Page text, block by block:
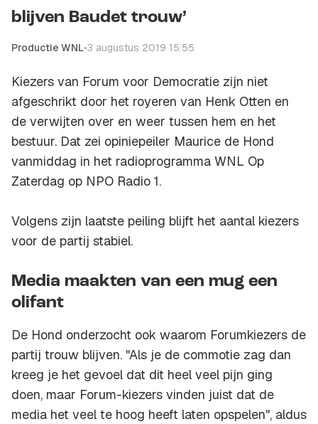
blijven Baudet trouw’
Productie WNL•3 augustus 2019 15:55
Kiezers van Forum voor Democratie zijn niet
afgeschrikt door het royeren van Henk Otten en
de verwijten over en weer tussen hem en het
bestuur. Dat zei opiniepeiler Maurice de Hond
vanmiddag in het radioprogramma WNL Op
Zaterdag op NPO Radio 1.
Volgens zijn laatste peiling blijft het aantal kiezers
voor de partij stabiel.
Media maakten van een mug een
olifant
De Hond onderzocht ook waarom Forumkiezers de
partij trouw blijven. "Als je de commotie zag dan
kreeg je het gevoel dat dit heel veel pijn ging
doen, maar Forum-kiezers vinden juist dat de
media het veel te hoog heeft laten opspelen", aldus